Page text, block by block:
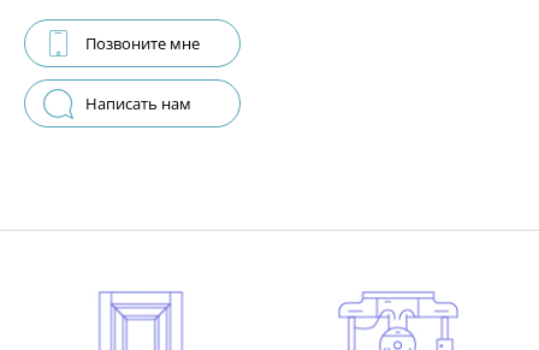
Позвоните мне
Написать нам